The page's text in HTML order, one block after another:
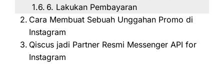
6. Lakukan Pembayaran
Cara Membuat Sebuah Unggahan Promo di
Instagram
Qiscus jadi Partner Resmi Messenger API for
Instagram